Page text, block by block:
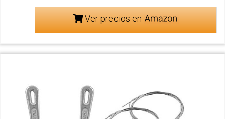
Ver precios en